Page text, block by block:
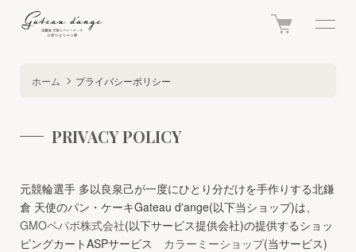
ホーム プライバシーポリシー
PRIVACY POLICY
元競輪選手 多以良泉己が一度にひとり分だけを手作りする北鎌
倉 天使のパン・ケーキGateau d'ange(以下当ショップ)は、
GMOペパボ株式会社(以下サービス提供会社)の提供するショッ
ピングカートASPサービス カラーミーショップ(当サービス)